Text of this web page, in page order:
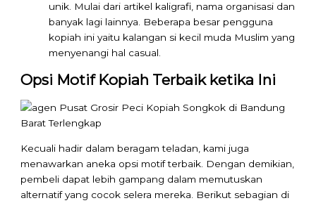
unik. Mulai dari artikel kaligrafi, nama organisasi dan
banyak lagi lainnya. Beberapa besar pengguna
kopiah ini yaitu kalangan si kecil muda Muslim yang
menyenangi hal casual.
Opsi Motif Kopiah Terbaik ketika Ini
Kecuali hadir dalam beragam teladan, kami juga
menawarkan aneka opsi motif terbaik. Dengan demikian,
pembeli dapat lebih gampang dalam memutuskan
alternatif yang cocok selera mereka. Berikut sebagian di